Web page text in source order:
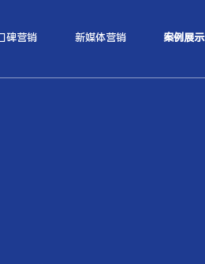
碑营销 新媒体营销 案例展示